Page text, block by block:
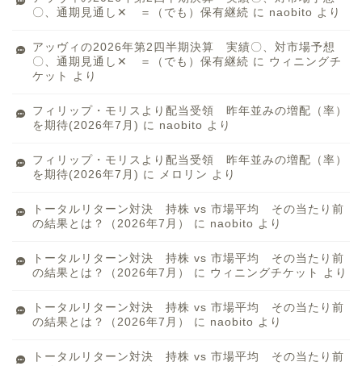
〇、通期見通し✕ ＝（でも）保有継続 に naobito より
アッヴィの2026年第2四半期決算 実績〇、対市場予想
〇、通期見通し✕ ＝（でも）保有継続 に ウィニングチ
ケット
より
フィリップ・モリスより配当受領 昨年並みの増配（率）
を期待(2026年7月) に naobito より
フィリップ・モリスより配当受領 昨年並みの増配（率）
を期待(2026年7月) に メロリン より
トータルリターン対決 持株 vs 市場平均 その当たり前
の結果とは？（2026年7月）
に naobito より
トータルリターン対決 持株 vs 市場平均 その当たり前
の結果とは？（2026年7月）
に ウィニングチケット より
トータルリターン対決 持株 vs 市場平均 その当たり前
の結果とは？（2026年7月）
に naobito より
トータルリターン対決 持株 vs 市場平均 その当たり前